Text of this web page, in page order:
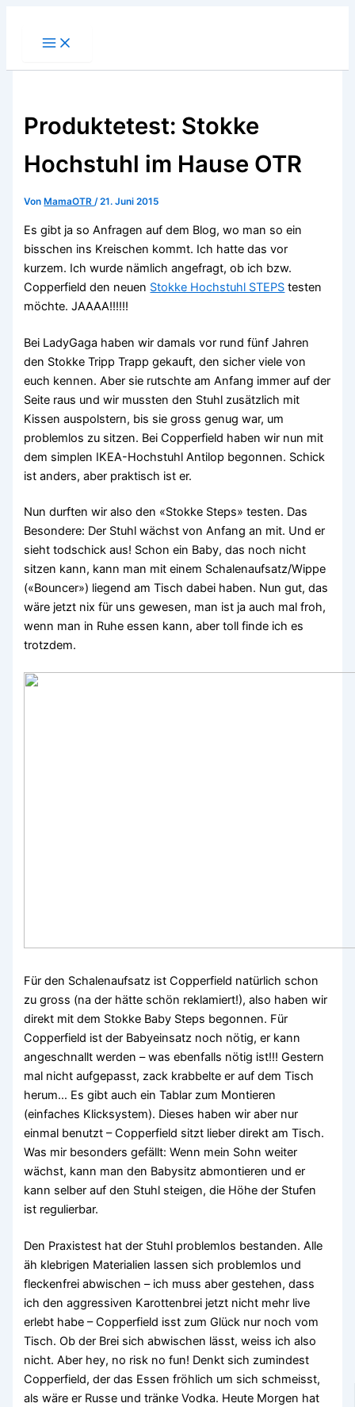
Produktetest: Stokke
Hochstuhl im Hause OTR
Von MamaOTR/21. Juni 2015
Es gibt ja so Anfragen auf dem Blog, wo man so ein
bisschen ins Kreischen kommt. Ich hatte das vor
kurzem. Ich wurde nämlich angefragt, ob ich bzw.
Copperfield den neuen Stokke Hochstuhl STEPS testen
möchte. JAAAA!!!!!!
Bei LadyGaga haben wir damals vor rund fünf Jahren
den Stokke Tripp Trapp gekauft, den sicher viele von
euch kennen. Aber sie rutschte am Anfang immer auf der
Seite raus und wir mussten den Stuhl zusätzlich mit
Kissen auspolstern, bis sie gross genug war, um
problemlos zu sitzen. Bei Copperfield haben wir nun mit
dem simplen IKEA-Hochstuhl Antilop begonnen. Schick
ist anders, aber praktisch ist er.
Nun durften wir also den «Stokke Steps» testen. Das
Besondere: Der Stuhl wächst von Anfang an mit. Und er
sieht todschick aus! Schon ein Baby, das noch nicht
sitzen kann, kann man mit einem Schalenaufsatz/Wippe
(«Bouncer») liegend am Tisch dabei haben. Nun gut, das
wäre jetzt nix für uns gewesen, man ist ja auch mal froh,
wenn man in Ruhe essen kann, aber toll finde ich es
trotzdem.
Für den Schalenaufsatz ist Copperfield natürlich schon
zu gross (na der hätte schön reklamiert!), also haben wir
direkt mit dem Stokke Baby Steps begonnen. Für
Copperfield ist der Babyeinsatz noch nötig, er kann
angeschnallt werden – was ebenfalls nötig ist!!! Gestern
mal nicht aufgepasst, zack krabbelte er auf dem Tisch
herum… Es gibt auch ein Tablar zum Montieren
(einfaches Klicksystem). Dieses haben wir aber nur
einmal benutzt – Copperfield sitzt lieber direkt am Tisch.
Was mir besonders gefällt: Wenn mein Sohn weiter
wächst, kann man den Babysitz abmontieren und er
kann selber auf den Stuhl steigen, die Höhe der Stufen
ist regulierbar.
Den Praxistest hat der Stuhl problemlos bestanden. Alle
äh klebrigen Materialien lassen sich problemlos und
fleckenfrei abwischen – ich muss aber gestehen, dass
ich den aggressiven Karottenbrei jetzt nicht mehr live
erlebt habe – Copperfield isst zum Glück nur noch vom
Tisch. Ob der Brei sich abwischen lässt, weiss ich also
nicht. Aber hey, no risk no fun! Denkt sich zumindest
Copperfield, der das Essen fröhlich um sich schmeisst,
als wäre er Russe und tränke Vodka. Heute Morgen hat